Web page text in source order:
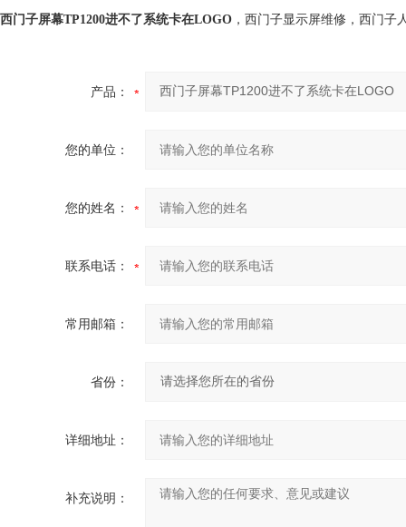
西门子屏幕TP1200进不了系统卡在LOGO ，西门子显示屏维修，西门子
产品：
您的单位：
您的姓名：
联系电话：
常用邮箱：
省份：
详细地址：
补充说明：